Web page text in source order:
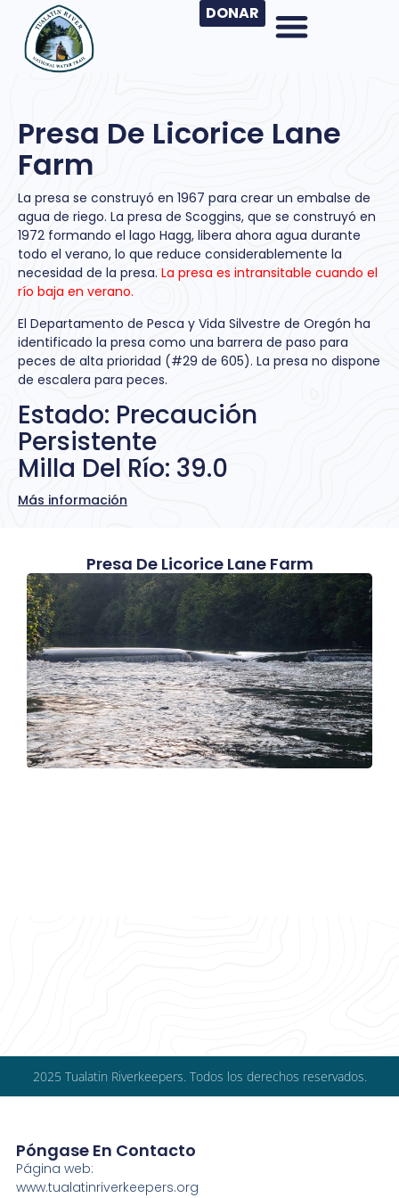
DONAR
Presa De Licorice Lane
Farm
La presa se construyó en 1967 para crear un embalse de
agua de riego. La presa de Scoggins, que se construyó en
1972 formando el lago Hagg, libera ahora agua durante
todo el verano, lo que reduce considerablemente la
necesidad de la presa. La presa es intransitable cuando el
río baja en verano.
El Departamento de Pesca y Vida Silvestre de Oregón ha
identificado la presa como una barrera de paso para
peces de alta prioridad (#29 de 605). La presa no dispone
de escalera para peces.
Estado: Precaución
Persistente
Milla Del Río: 39.0
Más información
Presa De Licorice Lane Farm
2025 Tualatin Riverkeepers. Todos los derechos reservados.
Póngase En Contacto
Página web:
www.tualatinriverkeepers.org